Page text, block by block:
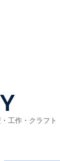
工作・クラフト